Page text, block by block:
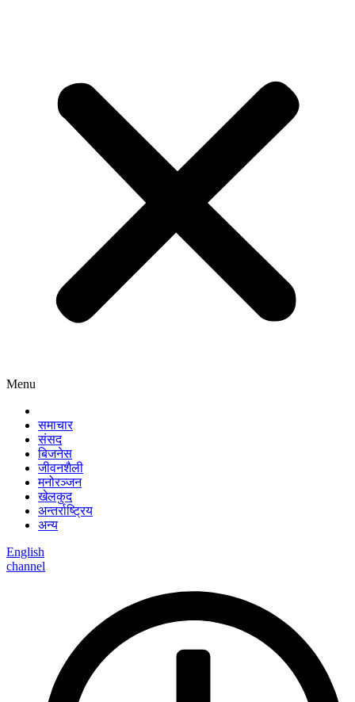
Menu
समाचार
संसद
बिजनेस
जीवनशैली
मनोरञ्जन
खेलकुद
अन्तर्राष्ट्रिय
अन्य
English
channel